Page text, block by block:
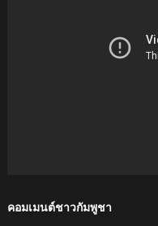
คอมเมนต์ชาวกัมพูชา